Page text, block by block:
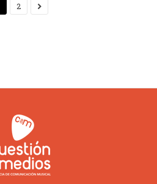
2